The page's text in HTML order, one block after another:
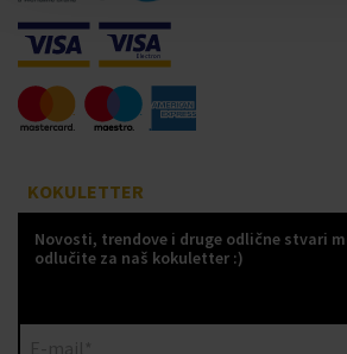
KOKULETTER
Novosti, trendove i druge odlične stvari
odlučite za naš kokuletter :)